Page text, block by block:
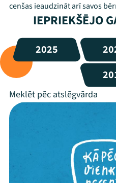
cenšas ieaudzināt arī savos
IEPRIEKŠĒJO
2025